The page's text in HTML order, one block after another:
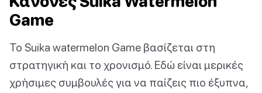
Game
Το Suika watermelon Game βασίζεται στη
στρατηγική και το χρονισμό. Εδώ είναι μερικές
χρήσιμες συμβουλές για να παίζεις πιο έξυπνα,